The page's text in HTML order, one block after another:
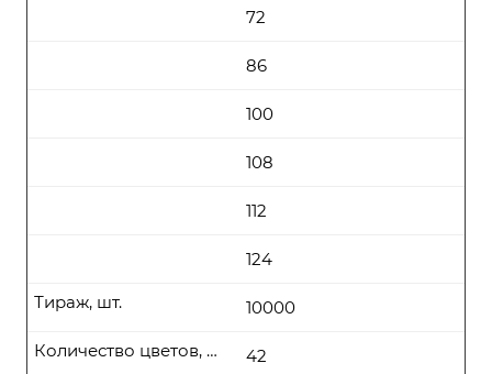
72
86
100
108
112
124
10000
Тираж, шт.
42
Количество цветов, цена (руб\шт) от